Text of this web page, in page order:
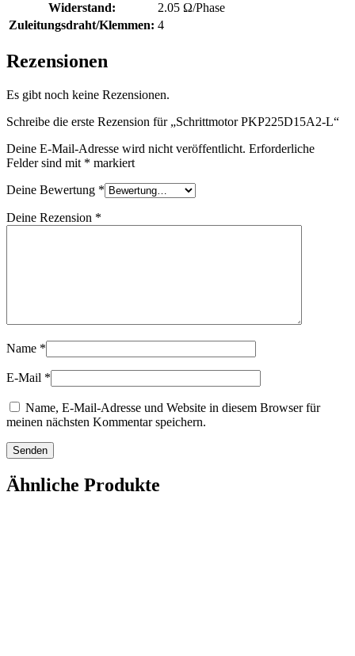
Widerstand:
2.05 Ω/Phase
Zuleitungsdraht/Klemmen: 4
Rezensionen
Es gibt noch keine Rezensionen.
Schreibe die erste Rezension für „Schrittmotor PKP225D15A2-L“
Deine E-Mail-Adresse wird nicht veröffentlicht. Erforderliche
Felder sind mit * markiert
Deine Bewertung *
Deine Rezension *
Name *
E-Mail *
Name, E-Mail-Adresse und Website in diesem Browser für
meinen nächsten Kommentar speichern.
Ähnliche Produkte